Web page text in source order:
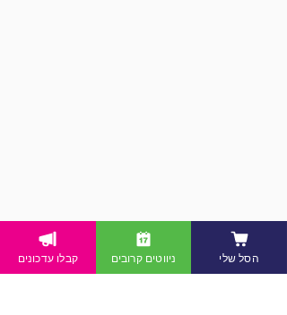
קבלו עדכונים ניווטים קרובים הסל שלי